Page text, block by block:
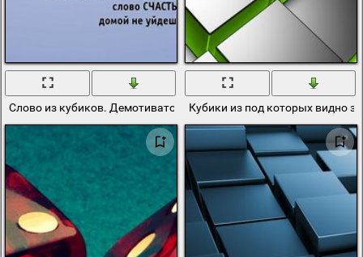
Слово из кубиков. Демотиватор счастьяКубики из под которых видно